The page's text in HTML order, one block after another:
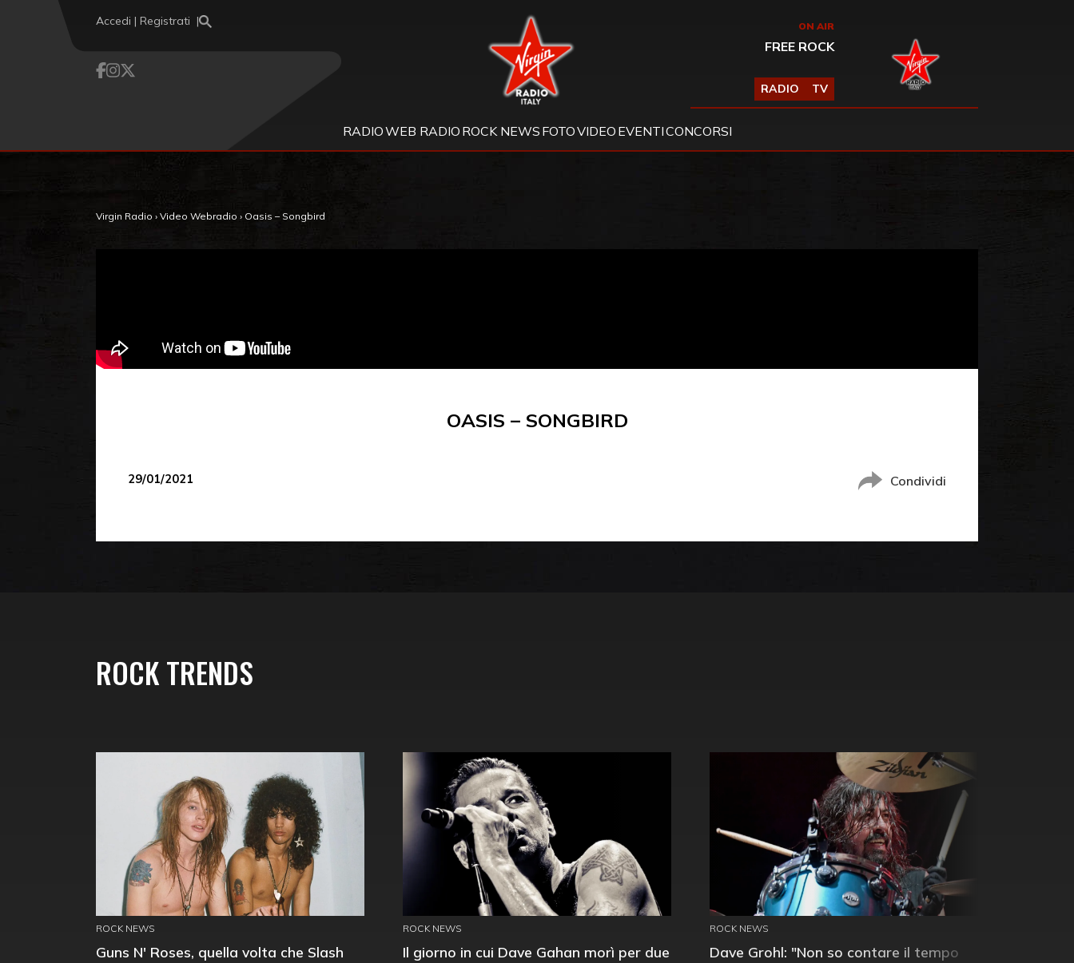
Accedi | Registrati Virgin Radio ON AIR
FREE ROCK
RADIO TV
RADIOWEB RADIO ROCK NEWS FOTOVIDEO EVENTICONCORSI
Virgin Radio › Video Webradio › Oasis – Songbird
OASIS – SONGBIRD
29/01/2021 Condividi
ROCK TRENDS
ROCK NEWS
Guns N' Roses, quella volta che Slash
ROCK NEWS
Il giorno in cui Dave Gahan morì per due
ROCK NEWS
Dave Grohl: "Non so contare il tempo